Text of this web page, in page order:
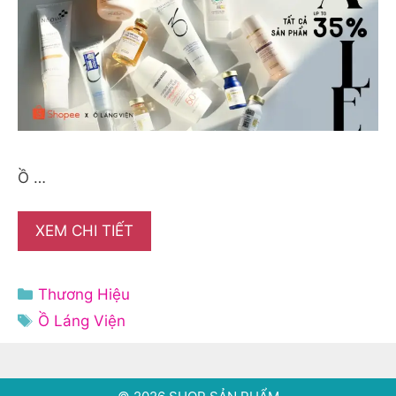
Ồ …
XEM CHI TIẾT
Danh
mục
Thương Hiệu
Thẻ
Ồ Láng Viện